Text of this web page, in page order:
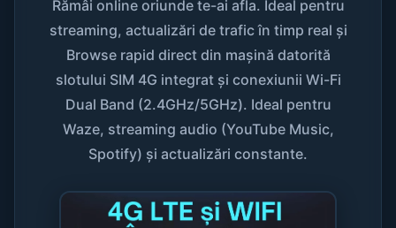
Rămâi online oriunde te-ai afla. Ideal pentru
streaming, actualizări de trafic în timp real și
Browse rapid direct din mașină datorită
slotului SIM 4G integrat și conexiunii Wi-Fi
Dual Band (2.4GHz/5GHz). Ideal pentru
Waze, streaming audio (YouTube Music,
Spotify) și actualizări constante.